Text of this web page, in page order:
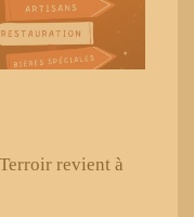
revient à